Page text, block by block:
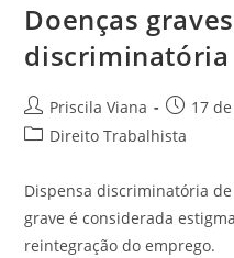
Doenças
discriminatória
Autor
do
Priscila Viana
Post
publicado:
17
Categoria
post:
Direito Trabalhista
Dispensa discriminatória
grave é considerada
reintegração do emprego.